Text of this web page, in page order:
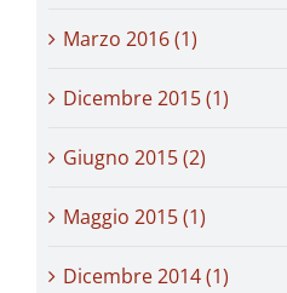
Marzo 2016 (1)
Dicembre 2015 (1)
Giugno 2015 (2)
Maggio 2015 (1)
Dicembre 2014 (1)